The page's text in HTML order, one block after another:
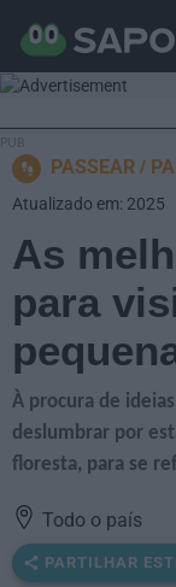
PASSEAR
As
para
À procura de
deslumbrar por
floresta, para se
Todo o país
PARTILHAR
Atualizado em: 2025